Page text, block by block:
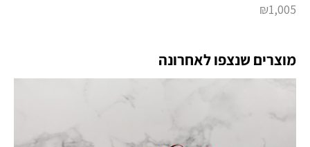
₪1,005
מוצרים שנצפו לאחרונה